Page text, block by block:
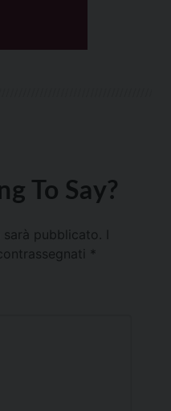
To Say?
pubblicato.
*